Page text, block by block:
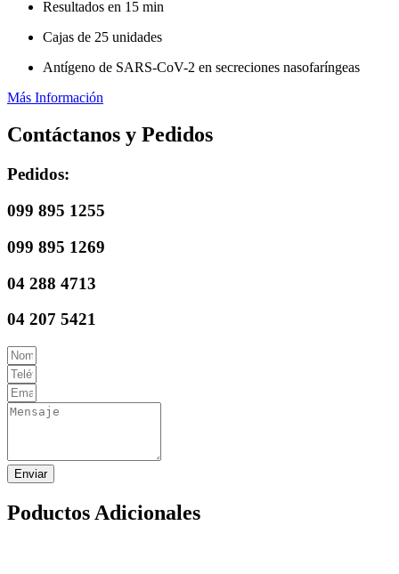
Resultados en 15 min
Cajas de 25 unidades
Antígeno de SARS-CoV-2 en secreciones nasofaríngeas
Más Información
Contáctanos y Pedidos
Pedidos:
099 895 1255
099 895 1269
04 288 4713
04 207 5421
Enviar
Poductos Adicionales